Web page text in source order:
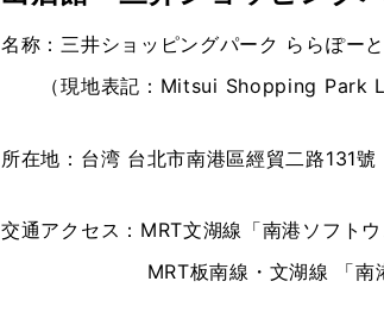
名称：三井ショッピングパーク ららぽー
（現地表記：Mitsui Shopping Park
所在地：台湾 台北市南港區經貿二路131號
交通アクセス：MRT文湖線「南港ソフト
MRT板南線・文湖線 「南